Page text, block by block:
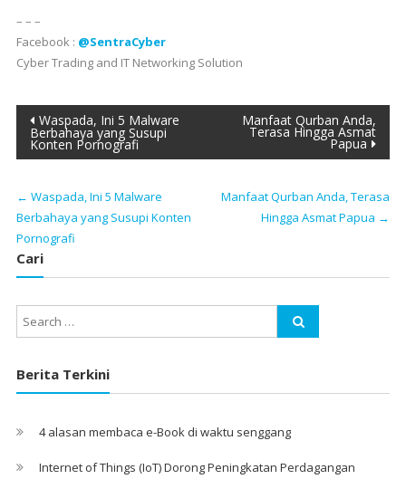
– – –
Facebook : @SentraCyber
Cyber Trading and IT Networking Solution
Post
navigation
Waspada, Ini 5 Malware
Berbahaya yang Susupi
Konten Pornografi
Manfaat Qurban Anda,
Terasa Hingga Asmat
Papua
← Waspada, Ini 5 Malware
Berbahaya yang Susupi Konten
Pornografi
Manfaat Qurban Anda, Terasa
Hingga Asmat Papua →
Cari
Berita Terkini
4 alasan membaca e-Book di waktu senggang
Internet of Things (IoT) Dorong Peningkatan Perdagangan